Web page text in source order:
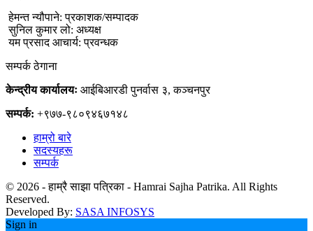
हेमन्त न्यौपाने: प्रकाशक/सम्पादक
सुनिल कुमार लो: अध्यक्ष
यम प्रसाद आचार्य: प्रवन्धक
सम्पर्क ठेगाना
केन्द्रीय कार्यालयः आईबिआरडी पुनर्वास ३, कञ्चनपुर
सम्पर्क: +९७७-९८०९४६७१४८
हाम्रो बारे
सदस्यहरू
सम्पर्क
© 2026 - हाम्रै साझा पत्रिका - Hamrai Sajha Patrika. All Rights
Reserved.
Developed By: SASA INFOSYS
Sign in